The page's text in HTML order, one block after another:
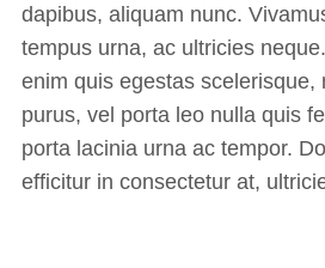
dapibus, aliquam nunc.
tempus urna, ac ultricies
enim quis egestas scelerisque,
purus, vel porta leo nulla quis
porta lacinia urna ac tempor.
efficitur in consectetur at,